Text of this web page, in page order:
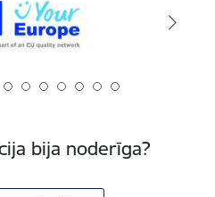
bija noderīga?